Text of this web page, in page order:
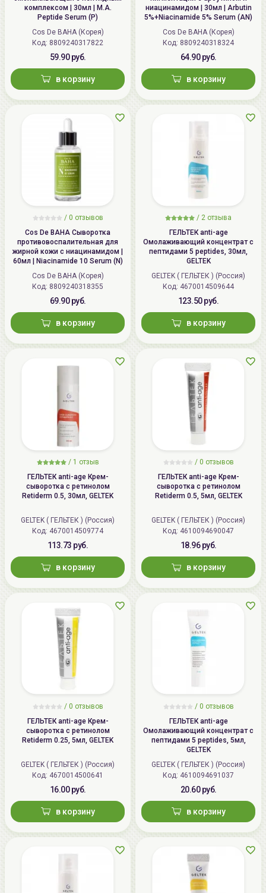
комплексом | 30мл | M.A.
Peptide Serum (P)
Cos De BAHA (Корея)
Код: 8809240317822
59.90 руб.
в корзину
ниацинамидом | 30мл | Arbutin
5%+Niacinamide 5% Serum (AN)
Cos De BAHA (Корея)
Код: 8809240318324
64.90 руб.
в корзину
/ 0 отзывов
Cos De BAHA Сыворотка
противовоспалительная для
жирной кожи с ниацинамидом |
60мл | Niacinamide 10 Serum (N)
Cos De BAHA (Корея)
Код: 8809240318355
69.90 руб.
в корзину
/ 2 отзыва
ГЕЛЬТЕК anti-age
Омолаживающий концентрат с
пептидами 5 peptides, 30мл,
GELTEK
GELTEK ( ГЕЛЬТЕК ) (Россия)
Код: 4670014509644
123.50 руб.
в корзину
/ 1 отзыв
ГЕЛЬТЕК anti-age Крем-
сыворотка с ретинолом
Retiderm 0.5, 30мл, GELTEK
GELTEK ( ГЕЛЬТЕК ) (Россия)
Код: 4670014509774
113.73 руб.
в корзину
/ 0 отзывов
ГЕЛЬТЕК anti-age Крем-
сыворотка с ретинолом
Retiderm 0.5, 5мл, GELTEK
GELTEK ( ГЕЛЬТЕК ) (Россия)
Код: 4610094690047
18.96 руб.
в корзину
/ 0 отзывов
ГЕЛЬТЕК anti-age Крем-
сыворотка с ретинолом
Retiderm 0.25, 5мл, GELTEK
GELTEK ( ГЕЛЬТЕК ) (Россия)
Код: 4670014500641
16.00 руб.
в корзину
/ 0 отзывов
ГЕЛЬТЕК anti-age
Омолаживающий концентрат с
пептидами 5 peptides, 5мл,
GELTEK
GELTEK ( ГЕЛЬТЕК ) (Россия)
Код: 4610094691037
20.60 руб.
в корзину